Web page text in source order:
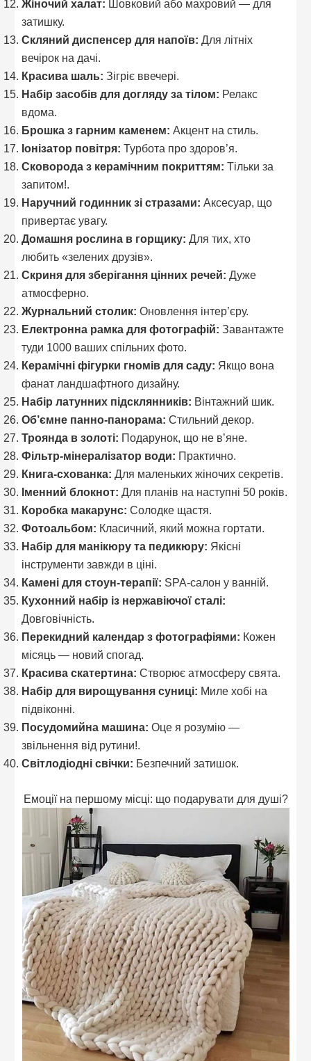
Жіночий халат: Шовковий або махровий — для
затишку.
Скляний диспенсер для напоїв: Для літніх
вечірок на дачі.
Красива шаль: Зігріє ввечері.
Набір засобів для догляду за тілом: Релакс
вдома.
Брошка з гарним каменем: Акцент на стиль.
Іонізатор повітря: Турбота про здоров’я.
Сковорода з керамічним покриттям: Тільки за
запитом!.
Наручний годинник зі стразами: Аксесуар, що
привертає увагу.
Домашня рослина в горщику: Для тих, хто
любить «зелених друзів».
Скриня для зберігання цінних речей: Дуже
атмосферно.
Журнальний столик: Оновлення інтер’єру.
Електронна рамка для фотографій: Завантажте
туди 1000 ваших спільних фото.
Керамічні фігурки гномів для саду: Якщо вона
фанат ландшафтного дизайну.
Набір латунних підсклянників: Вінтажний шик.
Об’ємне панно-панорама: Стильний декор.
Троянда в золоті: Подарунок, що не в’яне.
Фільтр-мінералізатор води: Практично.
Книга-схованка: Для маленьких жіночих секретів.
Іменний блокнот: Для планів на наступні 50 років.
Коробка макарунс: Солодке щастя.
Фотоальбом: Класичний, який можна гортати.
Набір для манікюру та педикюру: Якісні
інструменти завжди в ціні.
Камені для стоун-терапії: SPA-салон у ванній.
Кухонний набір із нержавіючої сталі:
Довговічність.
Перекидний календар з фотографіями: Кожен
місяць — новий спогад.
Красива скатертина: Створює атмосферу свята.
Набір для вирощування суниці: Миле хобі на
підвіконні.
Посудомийна машина: Оце я розумію —
звільнення від рутини!.
Світлодіодні свічки: Безпечний затишок.
Емоції на першому місці: що подарувати для душі?